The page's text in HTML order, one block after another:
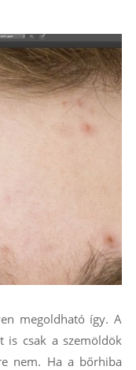
megoldható így. A
csak a szemöldök
nem. Ha a bőrhiba